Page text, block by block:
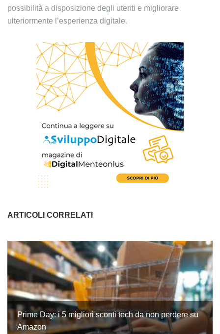
possibilità a disposizione degli utenti e migliorare
ulteriormente l’esperienza digitale.
ARTICOLI CORRELATI
Prime Day: i 5 migliori sconti tech da non perdere su
Amazon